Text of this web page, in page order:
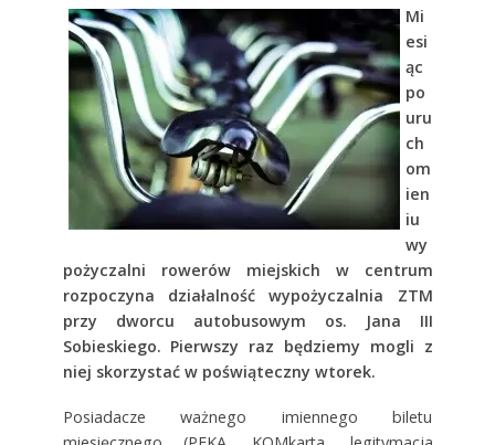
Mi
esi
ąc
po
uru
ch
om
ien
iu
wy
pożyczalni rowerów miejskich w centrum
rozpoczyna działalność wypożyczalnia ZTM
przy dworcu autobusowym os. Jana III
Sobieskiego. Pierwszy raz będziemy mogli z
niej skorzystać w poświąteczny wtorek.
Posiadacze ważnego imiennego biletu